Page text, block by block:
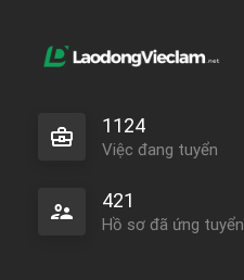
1124
Việc đang tuyển
421
Hồ sơ đã ứng tuyển